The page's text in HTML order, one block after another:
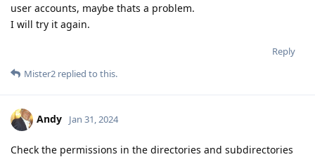
user accounts, maybe thats a problem.
I will try it again.
Reply
Mister2 replied to this.
Andy Jan 31, 2024
Check the permissions in the directories and subdirectories